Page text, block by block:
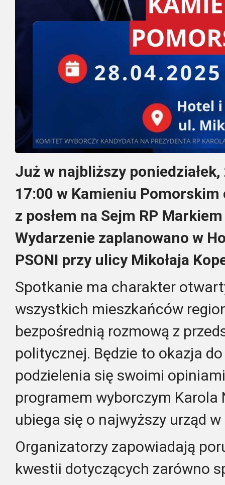
Już w najbliższy
17:00 w Kamieniu
z posłem na Sejm RP
Wydarzenie zaplanowano w
PSONI przy ulicy Mikołaja
Spotkanie ma charakter
wszystkich mieszkańców
bezpośrednią rozmową z
politycznej. Będzie to okazja
podzielenia się swoimi
programem wyborczym Karola
ubiega się o najwyższy urząd
Organizatorzy zapowiadają
kwestii dotyczących zarówno